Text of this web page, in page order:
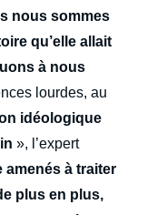
nous sommes
qu’elle allait
à nous
lourdes, au
idéologique
», l’expert
amenés à traiter
plus en plus,